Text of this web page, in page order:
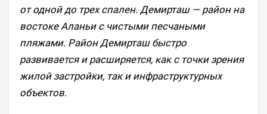
от одной до трех спален. Демирташ — район на
востоке Аланьи с чистыми песчаными
пляжами. Район Демирташ быстро
развивается и расширяется, как с точки зрения
жилой застройки, так и инфраструктурных
объектов.